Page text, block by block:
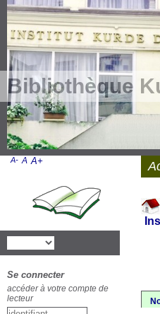
Bibliothèque
A- A A+
Se connecter
accéder à votre compte de
lecteur